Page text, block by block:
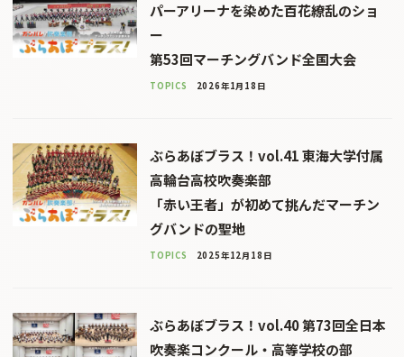
パーアリーナを染めた百花繚乱のショ
ー
第53回マーチングバンド全国大会
TOPICS 2026年1月18日
ぶらあぼブラス！vol.41 東海大学付属
高輪台高校吹奏楽部
「赤い王者」が初めて挑んだマーチン
グバンドの聖地
TOPICS 2025年12月18日
ぶらあぼブラス！vol.40 第73回全日本
吹奏楽コンクール・高等学校の部